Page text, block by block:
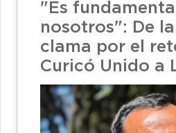
"Es
nosotros": De
clama por el
Curicó Unido a